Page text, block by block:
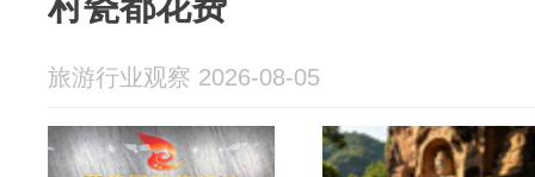
旅游行业观察 2026-08-05